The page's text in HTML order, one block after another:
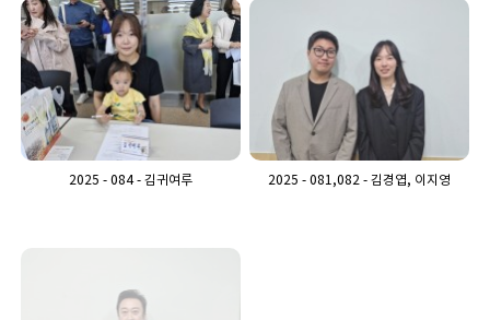
2025 - 084 - 김귀여루 2025 - 081,082 - 김경엽, 이지영